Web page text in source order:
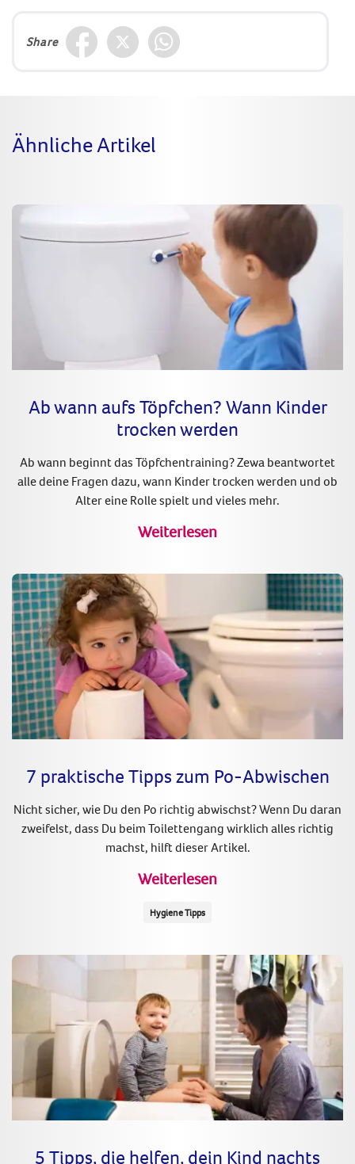
Share
Ähnliche Artikel
Ab wann aufs Töpfchen? Wann Kinder
trocken werden
Ab wann beginnt das Töpfchentraining? Zewa beantwortet
alle deine Fragen dazu, wann Kinder trocken werden und ob
Alter eine Rolle spielt und vieles mehr.
Weiterlesen
7 praktische Tipps zum Po-Abwischen
Nicht sicher, wie Du den Po richtig abwischst? Wenn Du daran
zweifelst, dass Du beim Toilettengang wirklich alles richtig
machst, hilft dieser Artikel.
Weiterlesen
Hygiene Tipps
5 Tipps, die helfen, dein Kind nachts